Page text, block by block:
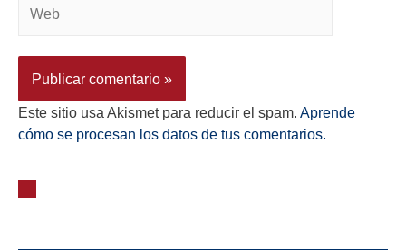
Este sitio usa Akismet para reducir el spam. Aprende
cómo se procesan los datos de tus comentarios.